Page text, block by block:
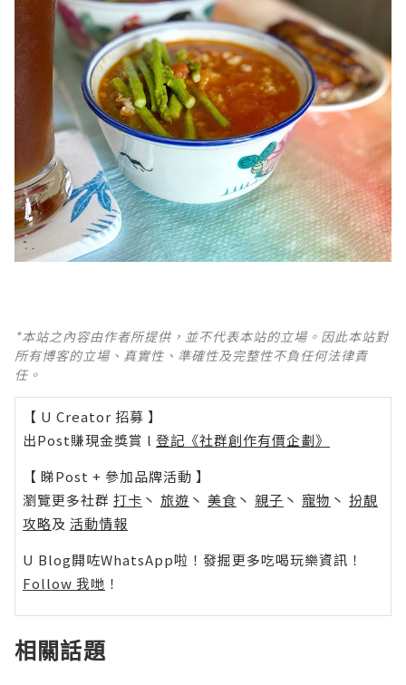
*本站之內容由作者所提供，並不代表本站的立場。因此本站對
所有博客的立場、真實性、準確性及完整性不負任何法律責
任。
【 U Creator 招募 】
出Post賺現金獎賞 l 登記《社群創作有價企劃》
【 睇Post + 參加品牌活動 】
瀏覽更多社群 打卡 丶 旅遊 丶 美食 丶 親子 丶 寵物 丶 扮靚
攻略及 活動情報
U Blog開咗WhatsApp啦！發掘更多吃喝玩樂資訊！
Follow 我哋 ！
相關話題